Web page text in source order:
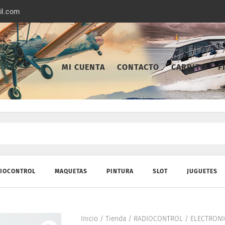
MI CUENTA CONTACTO CARRITO
MAQUETAS PINTURA SLOT JUGUETES
Inicio / Tienda/ RADIOCONTROL/